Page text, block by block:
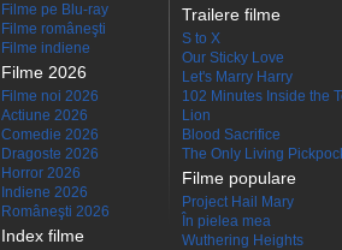
Filme pe Blu-ray
Filme româneşti
Filme indiene
Filme 2026
Filme noi 2026
Actiune 2026
Comedie 2026
Dragoste 2026
Horror 2026
Indiene 2026
Româneşti 2026
Index filme
Trailere filme
S to X
Our Sticky Love
Let's Marry Harry
102 Minutes Inside the
Lion
Blood Sacrifice
The Only Living
Filme populare
Project Hail Mary
În pielea mea
Wuthering Heights